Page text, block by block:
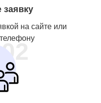
заявку
на сайте или
02